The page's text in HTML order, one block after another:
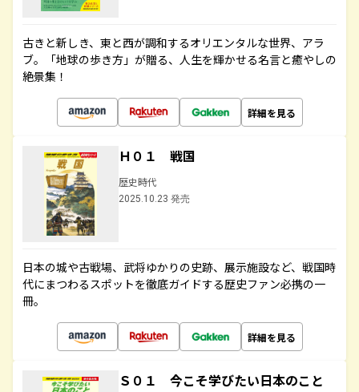
古きと新しき、東と西が調和するオリエンタルな世界、アラ
ブ。「地球の歩き方」が贈る、人生を輝かせる名言と癒やしの
絶景集！
詳細を見る
Ｈ０１ 戦国
歴史時代
2025.10.23 発売
日本の城や古戦場、武将ゆかりの史跡、展示施設など、戦国時
代にまつわるスポットを徹底ガイドする歴史ファン必携の一
冊。
詳細を見る
Ｓ０１ 今こそ学びたい日本のこと